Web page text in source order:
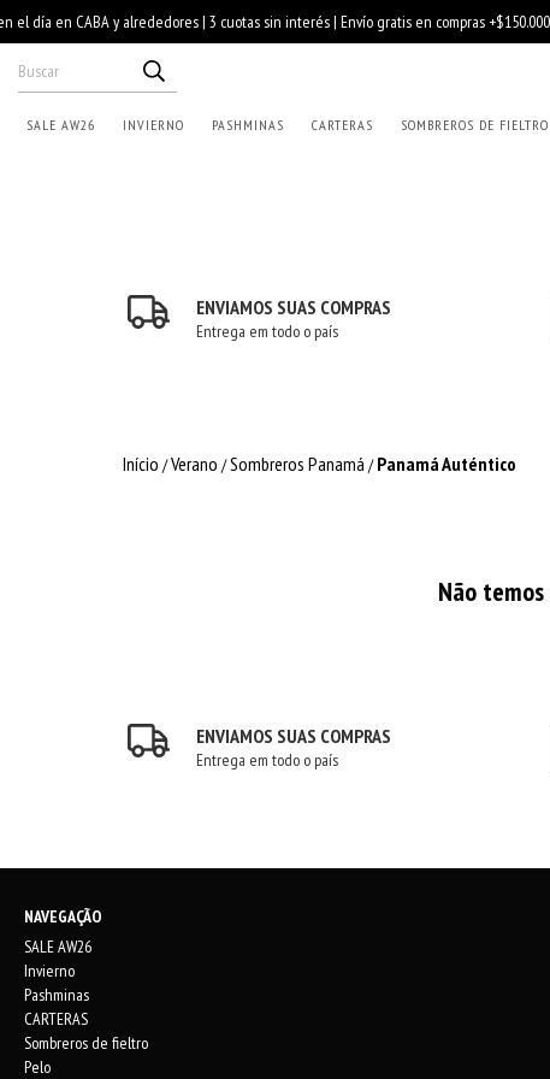
SALE AW26 INVIERNO PASHMINAS CARTERAS SOMBREROS DE FIELTRO
ENVIAMOS SUAS COMPRAS
Entrega em todo o país
Início /Verano /Sombreros Panamá / Panamá Auténtico
Não
ENVIAMOS SUAS COMPRAS
Entrega em todo o país
NAVEGAÇÃO
SALE AW26
Invierno
Pashminas
CARTERAS
Sombreros de fieltro
Pelo